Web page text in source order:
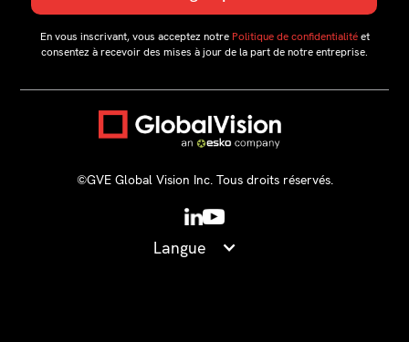
En vous inscrivant, vous acceptez notre Politique de confidentialitéet
consentez à recevoir des mises à jour de la part de notre entreprise.
©GVE Global Vision Inc. Tous droits réservés.
Langue